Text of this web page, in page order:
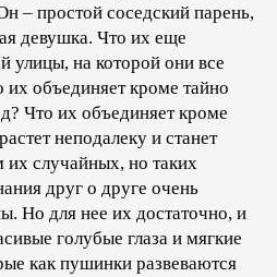
– простой соседский парень,
девушка. Что их еще
улицы, на которой они все
их объединяет кроме тайно
Что их объединяет кроме
неподалеку и станет
случайных, но таких
друг о друге очень
Но для нее их достаточно, и
голубые глаза и мягкие
как пушинки развеваются